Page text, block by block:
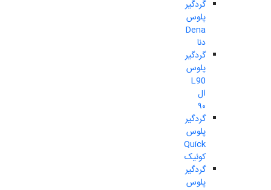
گردگیر
پلوس
Dena
دنا
گردگیر
پلوس
L90
ال
۹۰
گردگیر
پلوس
Quick
کوئیک
گردگیر
پلوس